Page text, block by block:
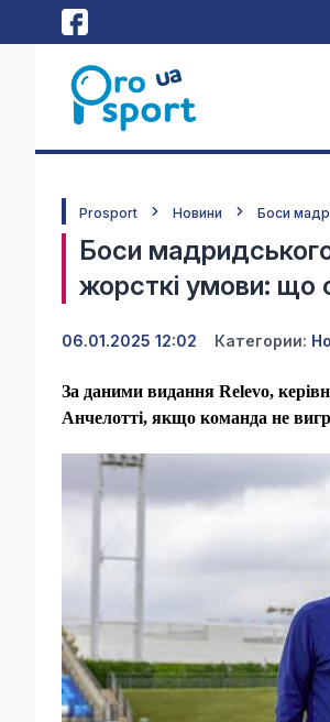
Prosport Новини Боси
Боси
жорсткі умови: що
06.01.2025 12:02 Категории:
За даними видання Relevo,
Анчелотті, якщо команда не